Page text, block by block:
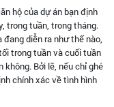
hộ của dự án bạn định
trong tuần, trong tháng.
diễn ra như thế nào,
trong tuần và cuối tuần
Bởi lẽ, nếu chỉ ghé
chính xác về tình hình